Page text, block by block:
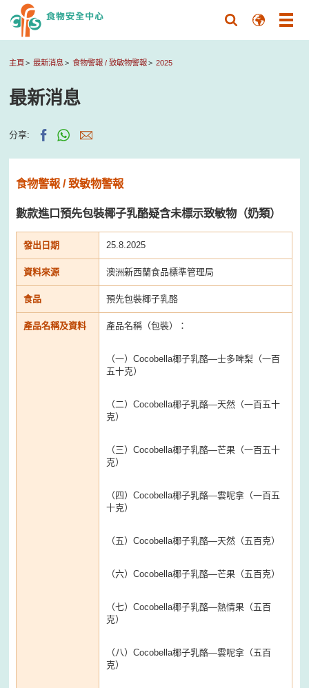
主頁 最新消息 食物警報 / 致敏物警報 2025
最新消息
分享:
食物警報 / 致敏物警報
數款進口預先包裝椰子乳酪疑含未標示致敏物（奶類）
發出日期 25.8.2025
資料來源 澳洲新西蘭食品標準管理局
食品 預先包裝椰子乳酪
產品名稱及資料 產品名稱（包裝）：
（一）Cocobella椰子乳酪—士多啤梨（一百
五十克）
（二）Cocobella椰子乳酪—天然（一百五十
克）
（三）Cocobella椰子乳酪—芒果（一百五十
克）
（四）Cocobella椰子乳酪—雲呢拿（一百五
十克）
（五）Cocobella椰子乳酪—天然（五百克）
（六）Cocobella椰子乳酪—芒果（五百克）
（七）Cocobella椰子乳酪—熱情果（五百
克）
（八）Cocobella椰子乳酪—雲呢拿（五百
克）